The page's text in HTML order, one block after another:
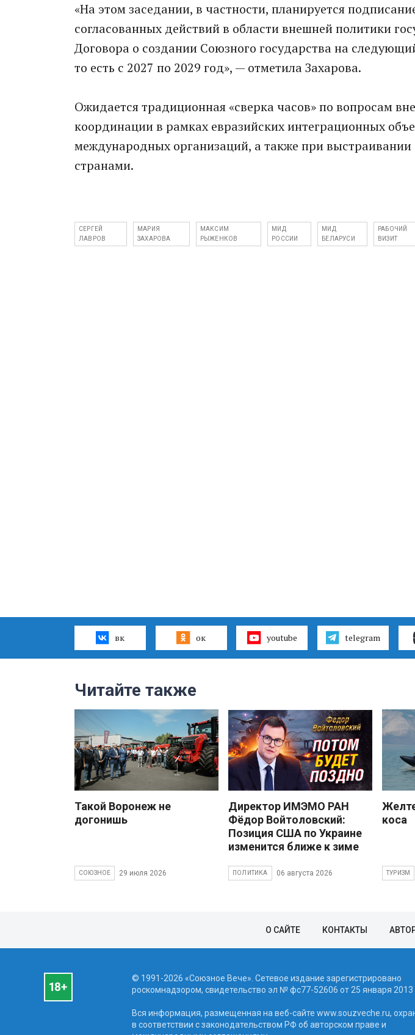
«На этом заседании, в частности, планируется
согласованных действий в области внешней политики
Договора о создании Союзного государства на
то есть с 2027 по 2029 год», — отметила Захарова.
Ожидается традиционная «сверка часов» по вопросам
координации в рамках евразийских интеграционных
международных организаций, а также при
странами.
СЕРГЕЙ
ЛАВРОВ
МАРИЯ
ЗАХАРОВА
МАКСИМ
РЫЖЕНКОВ
МИД
РОССИИ
МИД
БЕЛАРУСИ
РАБОЧИЙ
ВИЗИТ
вк ок youtube telegram
Читайте также
Такой Воронеж не
догонишь
СОЮЗНОЕ 29 июля 2026
Директор ИМЭМО РАН
Фёдор Войтоловский:
Позиция США по Украине
изменится ближе к зиме
ПОЛИТИКА 06 августа 2026
коса
ТУРИЗМ
О САЙТЕ КОНТАКТЫ
© 1991-2026 «Союзное Вече». Сетевое издание зарегистрировано
роскомнадзором, свидетельство эл № фc77-52606 от 25 января 2013
Вся информация, размещенная на веб-сайте www.souzveche.ru,
в соответствии с законодательством РФ об авторском праве и